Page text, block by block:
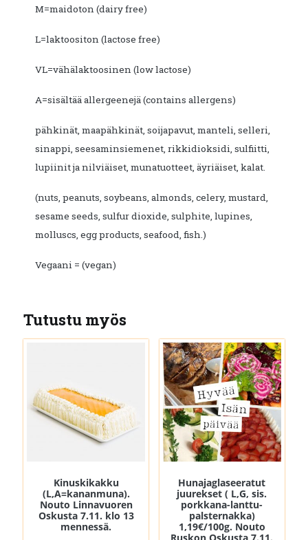
M=maidoton (dairy free)
L=laktoositon (lactose free)
VL=vähälaktoosinen (low lactose)
A=sisältää allergeenejä (contains allergens)
pähkinät, maapähkinät, soijapavut, manteli, selleri,
sinappi, seesaminsiemenet, rikkidioksidi, sulfiitti,
lupiinit ja nilviäiset, munatuotteet, äyriäiset, kalat.
(nuts, peanuts, soybeans, almonds, celery, mustard,
sesame seeds, sulfur dioxide, sulphite, lupines,
molluscs, egg products, seafood, fish.)
Vegaani = (vegan)
Tutustu myös
Kinuskikakku
(L,A=kananmuna).
Nouto Linnavuoren
Oskusta 7.11. klo 13
mennessä.
Hunajaglaseeratut
juurekset ( L,G, sis.
porkkana-lanttu-
palsternakka)
1,19€/100g. Nouto